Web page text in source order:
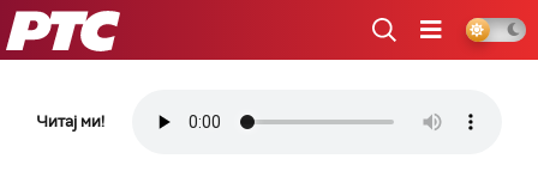
РТС
Читај ми!